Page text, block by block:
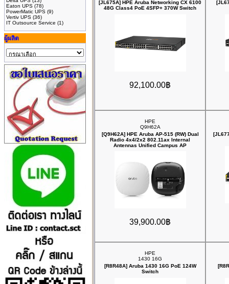
Eaton UPS (78)
PowerMatic UPS (9)
Vertiv UPS (36)
IT Outsource Service (1)
ผู้ผลิต
[JL675A] HPE Aruba Networking CX 6100
48G Class4 PoE 4SFP+ 370W Switch
92,100.00฿
HPE
Q9H62A
[Q9H62A] HPE Aruba AP‑515 (RW) Dual
Radio 4x4/2x2 802.11ax Internal
Antennas Unified Campus AP
39,900.00฿
HPE
1430 16G
[R8R48A] Aruba 1430 16G PoE 124W
Switch